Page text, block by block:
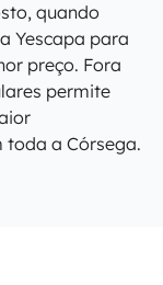
quando
Yescapa para
preço. Fora
permite
a Córsega.